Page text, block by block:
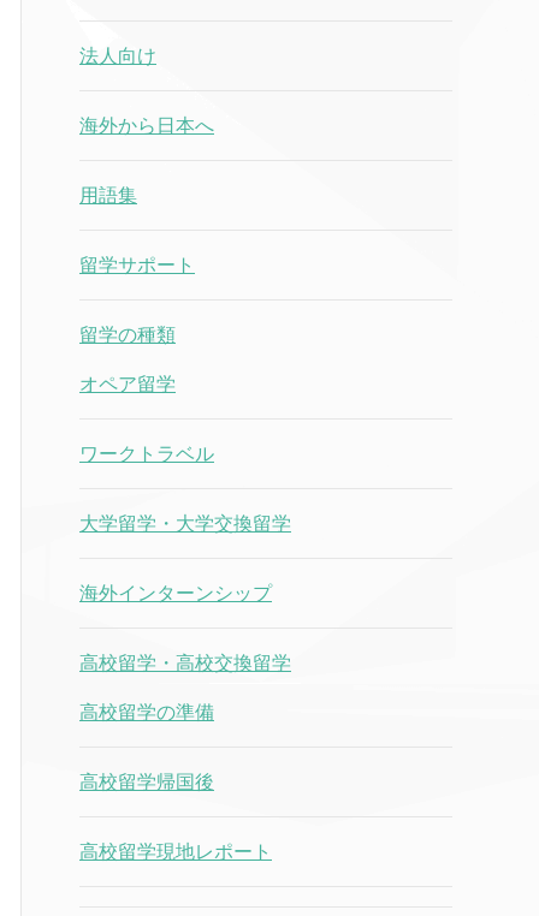
法人向け
海外から日本へ
用語集
留学サポート
留学の種類
オペア留学
ワークトラベル
大学留学・大学交換留学
海外インターンシップ
高校留学・高校交換留学
高校留学の準備
高校留学帰国後
高校留学現地レポート